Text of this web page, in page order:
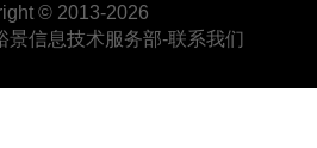
© 2013-2026
景信息技术服务部-联系我们